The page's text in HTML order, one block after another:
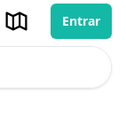
Entrar